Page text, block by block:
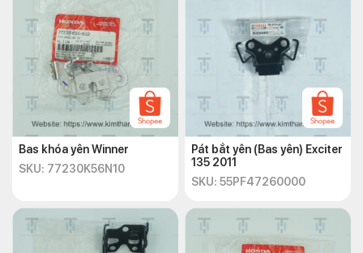
Bas khóa yên Winner
SKU: 77230K56N10
Pát bắt yên (Bas yên) Exciter
135 2011
SKU: 55PF47260000